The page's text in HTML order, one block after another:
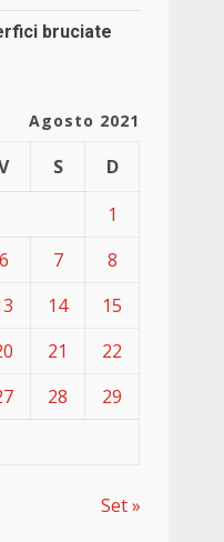
bruciate
Agosto 2021
S
D
1
6 7
8
14
15
21
22
28
29
Set »